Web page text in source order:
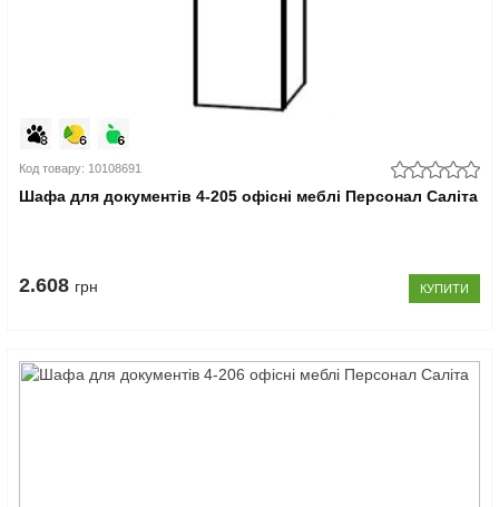
Код товару: 10108691
Шафа для документів 4-205 офісні меблі Персонал Саліта
2.608 грн КУПИТИ